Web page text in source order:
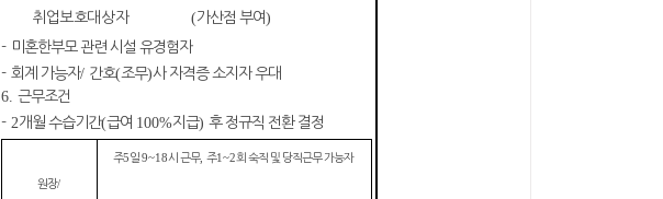
취업보호대상자
(가산점 부여)
- 미혼한부모 관련 시설 유경험자
- 회계 가능자/ 간호(조무)사 자격증 소지자 우대
6. 근무조건
- 2개월 수습기간(급여 100%지급) 후 정규직 전환 결정
원장/
주5일9~18시 근무, 주1~2회 숙직 및 당직근무 가능자